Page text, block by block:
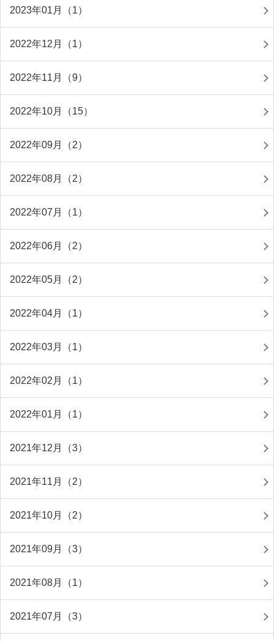
2023年01月（1）
2022年12月（1）
2022年11月（9）
2022年10月（15）
2022年09月（2）
2022年08月（2）
2022年07月（1）
2022年06月（2）
2022年05月（2）
2022年04月（1）
2022年03月（1）
2022年02月（1）
2022年01月（1）
2021年12月（3）
2021年11月（2）
2021年10月（2）
2021年09月（3）
2021年08月（1）
2021年07月（3）